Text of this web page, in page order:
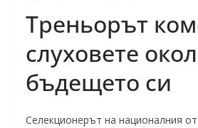
Треньорът
слуховете
бъдещето си
Селекционерът на националния